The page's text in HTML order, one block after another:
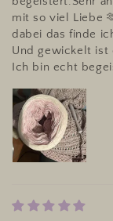
mit so viel Liebe
dabei das finde
Und gewickelt ist
Ich bin echt